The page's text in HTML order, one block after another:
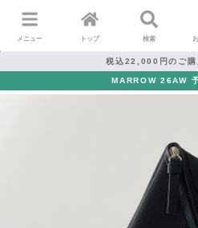
メニュー トップ 検索
税込22,000円のご購
MARROW 26AW